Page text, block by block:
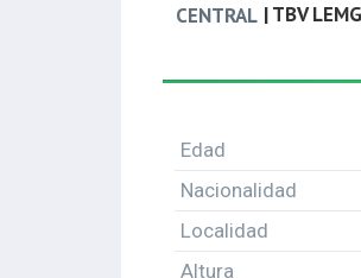
CENTRAL | TBV
Edad
Nacionalidad
Localidad
Altura